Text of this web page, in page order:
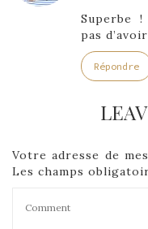
Superbe
pas
Répondre
Votre adresse de
Les champs